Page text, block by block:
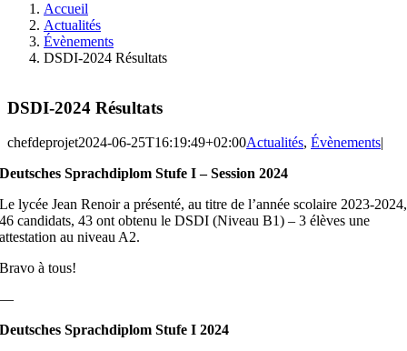
Accueil
Actualités
Évènements
DSDI-2024 Résultats
DSDI-2024 Résultats
chefdeprojet2024-06-25T16:19:49+02:00Actualités, Évènements|
Deutsches Sprachdiplom Stufe I – Session 2024
Le lycée Jean Renoir a présenté, au titre de l’année scolaire 2023-2024,
46 candidats, 43 ont obtenu le DSDI (Niveau B1) – 3 élèves une
attestation au niveau A2.
Bravo à tous!
—
Deutsches Sprachdiplom Stufe I 2024